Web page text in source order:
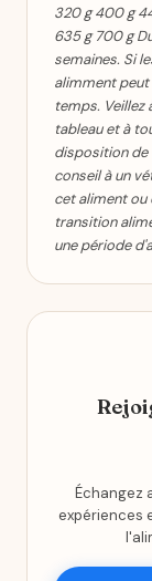
320 g 400 g
635 g 700 g
semaines. Si
alimment peut
temps. Veillez
tableau et à
disposition de
conseil à un
cet aliment ou
transition
une période
Échangez
expériences